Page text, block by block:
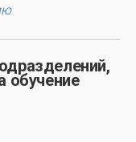
обучение